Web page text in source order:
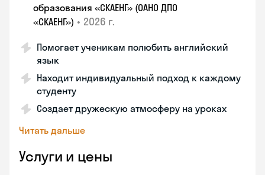
образования «СКАЕНГ» (ОАНО ДПО
«СКАЕНГ») • 2026 г.
Помогает ученикам полюбить английский
язык
Находит индивидуальный подход к каждому
студенту
Создает дружескую атмосферу на уроках
Читать дальше
Услуги и цены